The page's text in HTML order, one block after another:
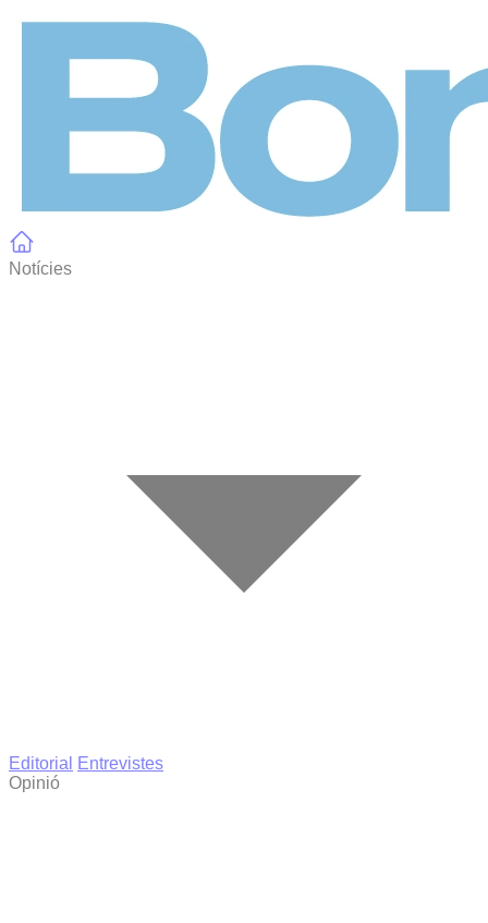
Notícies
Editorial
Entrevistes
Opinió